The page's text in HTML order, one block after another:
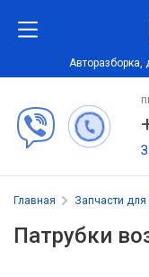
Авторазборка,
Главная Запчасти для
Патрубки